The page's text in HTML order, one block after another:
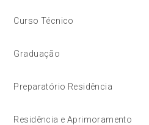
Curso Técnico
Graduação
Preparatório Residência
Residência e Aprimoramento